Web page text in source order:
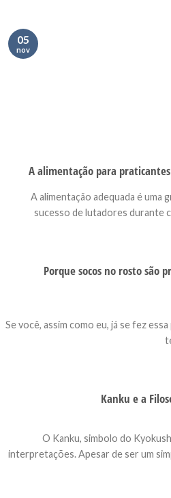
A alimentação para
A alimentação adequada é uma
sucesso de lutadores durante
05
nov
Porque socos no rosto são
Se você, assim como eu, já se fez
Kanku e a
O Kanku, simbolo do
interpretações. Apesar de ser um